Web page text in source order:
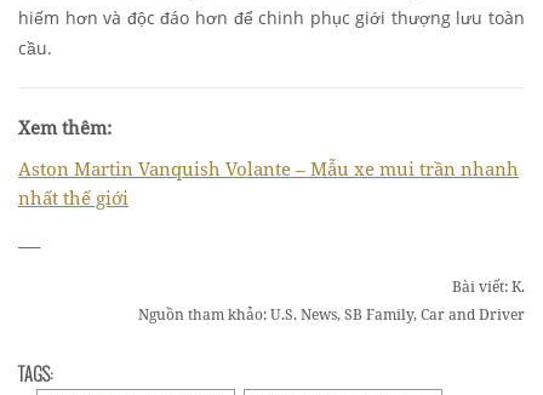
hiếm hơn và độc đáo hơn để chinh phục giới thượng lưu toàn
cầu.
Xem thêm:
Aston Martin Vanquish Volante – Mẫu xe mui trần nhanh
nhất thế giới
Bài viết: K.
Nguồn tham khảo:U.S. News, SB Family, Car and Driver
TAGS: